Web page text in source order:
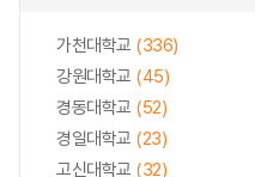
가천대학교 (336)
강원대학교 (45)
경동대학교 (52)
경일대학교 (23)
고신대학교 (32)